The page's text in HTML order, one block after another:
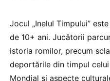
Jocul „Inelul Timpului”
de 10+ ani. Jucătorii
istoria romilor, precum
deportările din timpul
Mondial și aspecte